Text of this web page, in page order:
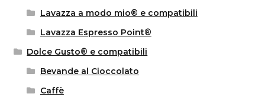
Lavazza a modo mio® e compatibili
Lavazza Espresso Point®
Dolce Gusto® e compatibili
Bevande al Cioccolato
Caffè